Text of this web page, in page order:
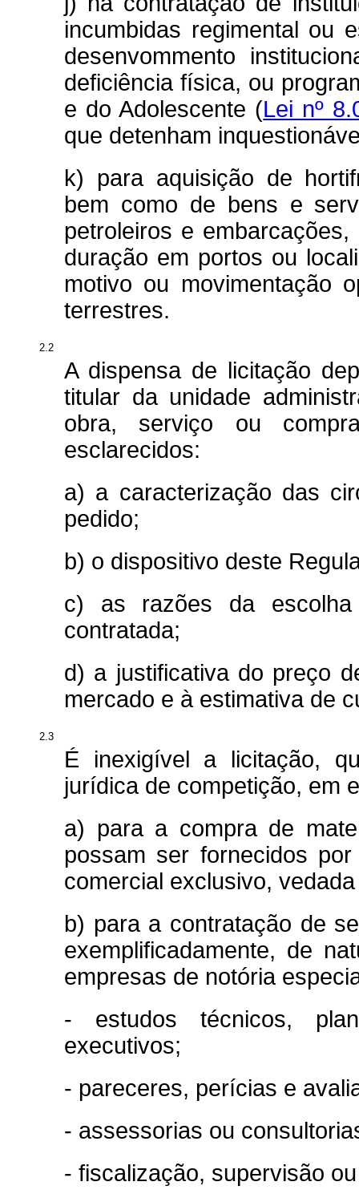
incumbidas regimental ou
desenvommento
deficiência física, ou
e do Adolescente (Lei nº
que detenham
k) para aquisição de
bem como de bens e
petroleiros e
duração em portos ou
motivo ou movimentação
terrestres.
2.2
A dispensa de licitação
titular da unidade
obra, serviço ou
esclarecidos:
a) a caracterização das
pedido;
b) o dispositivo deste
c) as razões da
contratada;
d) a justificativa do preço
mercado e à estimativa de
2.3
É inexigível a licitação,
jurídica de competição, em
a) para a compra de
possam ser fornecidos
comercial exclusivo,
b) para a contratação de
exemplificadamente, de
empresas de notória
- estudos técnicos,
executivos;
- pareceres, perícias e
- assessorias ou
- fiscalização, supervisão